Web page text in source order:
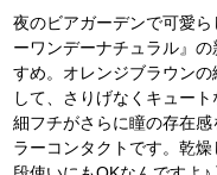
夜のビアガーデンで可愛
ーワンデーナチュラル』
すめ。オレンジブラウン
して、さりげなくキュー
細フチがさらに瞳の存在
ラーコンタクトです。乾